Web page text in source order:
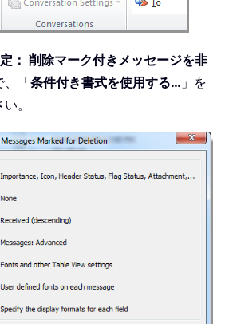
： 削除マーク付きメッセージを非
、「条件付き書式を使用する… 」を
。